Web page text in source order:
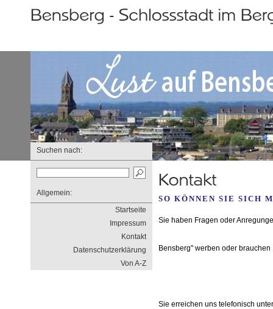
Suchen nach:
Allgemein:
Startseite
Impressum
Kontakt
Datenschutzerklärung
Von A-Z
SO KÖNNEN SIE SICH
Sie haben Fragen oder
Bensberg" werben oder
Sie erreichen uns telefonisch